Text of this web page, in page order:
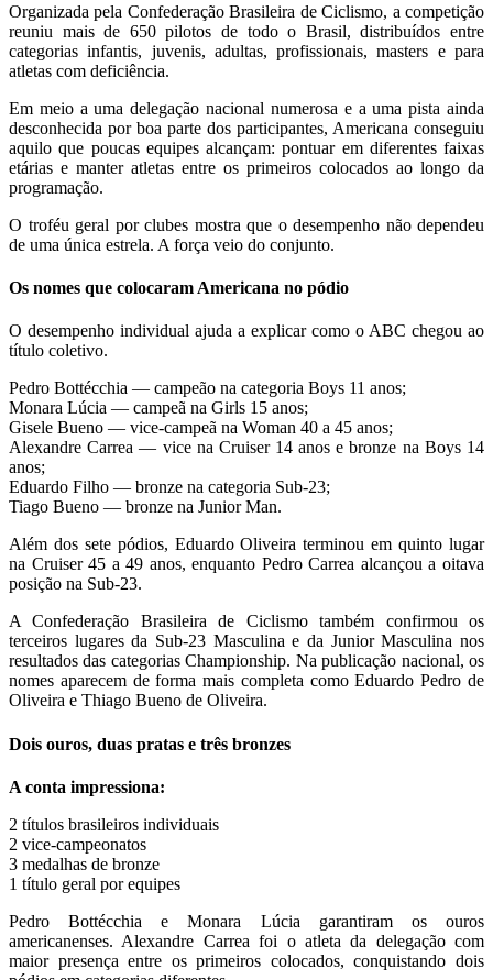
Organizada pela Confederação Brasileira de Ciclismo, a competição
reuniu mais de 650 pilotos de todo o Brasil, distribuídos entre
categorias infantis, juvenis, adultas, profissionais, masters e para
atletas com deficiência.
Em meio a uma delegação nacional numerosa e a uma pista ainda
desconhecida por boa parte dos participantes, Americana conseguiu
aquilo que poucas equipes alcançam: pontuar em diferentes faixas
etárias e manter atletas entre os primeiros colocados ao longo da
programação.
O troféu geral por clubes mostra que o desempenho não dependeu
de uma única estrela. A força veio do conjunto.
Os nomes que colocaram Americana no pódio
O desempenho individual ajuda a explicar como o ABC chegou ao
título coletivo.
Pedro Bottécchia — campeão na categoria Boys 11 anos;
Monara Lúcia — campeã na Girls 15 anos;
Gisele Bueno — vice-campeã na Woman 40 a 45 anos;
Alexandre Carrea — vice na Cruiser 14 anos e bronze na Boys 14
anos;
Eduardo Filho — bronze na categoria Sub-23;
Tiago Bueno — bronze na Junior Man.
Além dos sete pódios, Eduardo Oliveira terminou em quinto lugar
na Cruiser 45 a 49 anos, enquanto Pedro Carrea alcançou a oitava
posição na Sub-23.
A Confederação Brasileira de Ciclismo também confirmou os
terceiros lugares da Sub-23 Masculina e da Junior Masculina nos
resultados das categorias Championship. Na publicação nacional, os
nomes aparecem de forma mais completa como Eduardo Pedro de
Oliveira e Thiago Bueno de Oliveira.
Dois ouros, duas pratas e três bronzes
A conta impressiona:
2 títulos brasileiros individuais
2 vice-campeonatos
3 medalhas de bronze
1 título geral por equipes
Pedro Bottécchia e Monara Lúcia garantiram os ouros
americanenses. Alexandre Carrea foi o atleta da delegação com
maior presença entre os primeiros colocados, conquistando dois